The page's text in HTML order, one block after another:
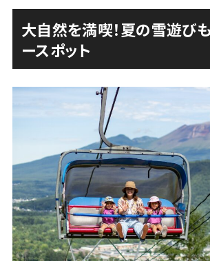
大自然を満喫！夏の雪遊び
ースポット